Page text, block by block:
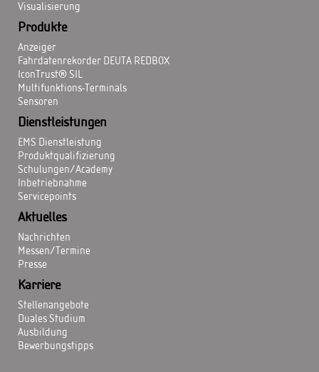
Visualisierung
Produkte
Anzeiger
Fahrdatenrekorder DEUTA REDBOX
IconTrust® SIL
Multifunktions-Terminals
Sensoren
Dienstleistungen
EMS Dienstleistung
Produktqualifizierung
Schulungen/Academy
Inbetriebnahme
Servicepoints
Aktuelles
Nachrichten
Messen/Termine
Presse
Karriere
Stellenangebote
Duales Studium
Ausbildung
Bewerbungstipps